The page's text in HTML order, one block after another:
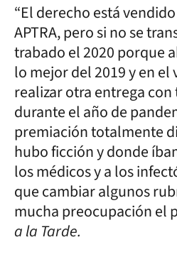
“El derecho está
APTRA, pero si no se
trabado el 2020 porque
lo mejor del 2019 y en el
realizar otra entrega
durante el año de
premiación totalmente
hubo ficción y donde
los médicos y a los
que cambiar algunos
mucha preocupación el
a la Tarde.